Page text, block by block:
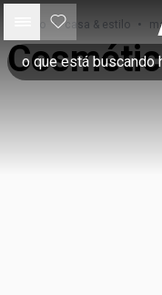
• casa & estilo •